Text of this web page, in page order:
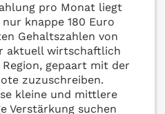
pro Monat liegt
knappe 180 Euro
Gehaltszahlen von
aktuell wirtschaftlich
gepaart mit der
zuzuschreiben.
kleine und mittlere
Verstärkung suchen